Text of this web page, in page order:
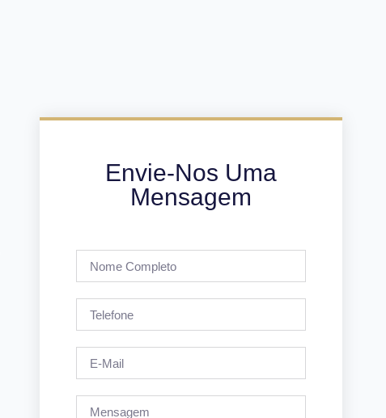
Envie-Nos Uma
Mensagem